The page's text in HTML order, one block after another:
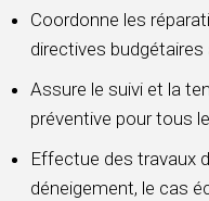
Coordonne les
directives budgétaires
Assure le suivi et la
préventive pour tous
Effectue des travaux
déneigement, le cas